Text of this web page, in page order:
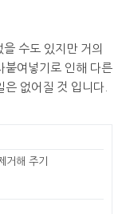
수도 있지만 거의
붙여넣기로 인해 다른
없어질 것 입니다.
거해 주기